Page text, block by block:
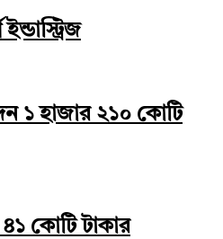
১ হাজার ২১০ কোটি
৪১ কোটি টাকার